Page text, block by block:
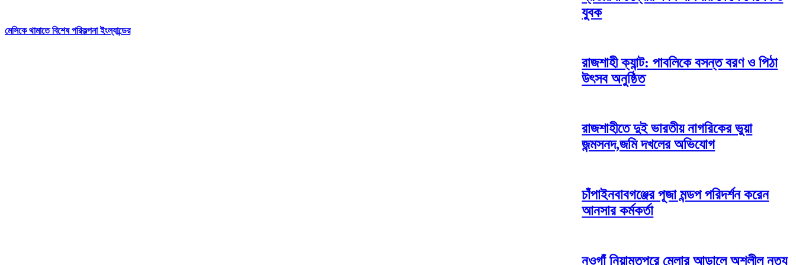
মেসিকে থামাতে বিশেষ পরিকল্পনা ইংল্যান্ডের
যুবক
রাজশাহী ক্যান্ট: পাবলিকে বসন্ত বরণ ও পিঠা
উৎসব অনুষ্ঠিত
রাজশাহীতে দুই ভারতীয় নাগরিকের ভুয়া
জন্মসনদ,জমি দখলের অভিযোগ
চাঁপাইনবাবগঞ্জের পূজা মন্ডপ পরিদর্শন করেন
আনসার কর্মকর্তা
নওগাঁ নিয়ামতপুরে মেলার আড়ালে অশ্লীল নৃত্য